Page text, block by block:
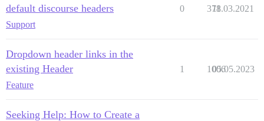
default discourse headers
Support
0 378
11.03.2021
Dropdown header links in the
existing Header
Feature
1 1006
05.05.2023
Seeking Help: How to Create a